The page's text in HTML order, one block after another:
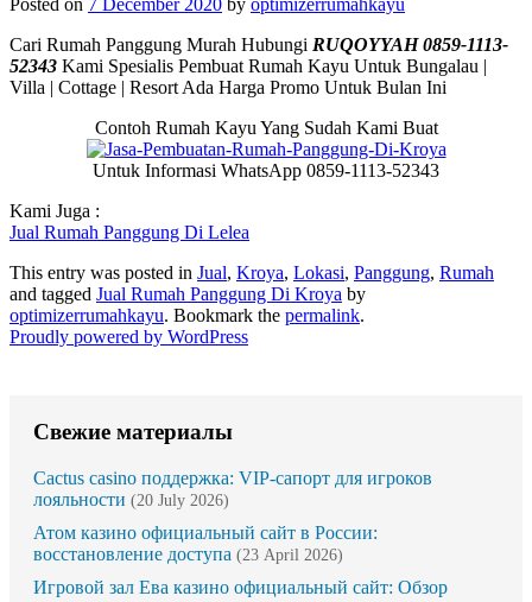
Posted on 7 December 2020 by optimizerrumahkayu
Cari Rumah Panggung Murah Hubungi RUQOYYAH 0859-1113-
52343 Kami Spesialis Pembuat Rumah Kayu Untuk Bungalau |
Villa | Cottage | Resort Ada Harga Promo Untuk Bulan Ini
Contoh Rumah Kayu Yang Sudah Kami Buat
Untuk Informasi WhatsApp 0859-1113-52343
Kami Juga :
Jual Rumah Panggung Di Lelea
This entry was posted in Jual, Kroya, Lokasi, Panggung, Rumah
and tagged Jual Rumah Panggung Di Kroya by
optimizerrumahkayu. Bookmark the permalink.
Proudly powered by WordPress
Свежие материалы
Cactus casino поддержка: VIP-сапорт для игроков
лояльности (20 July 2026)
Атом казино официальный сайт в России:
восстановление доступа (23 April 2026)
Игровой зал Ева казино официальный сайт: Обзор